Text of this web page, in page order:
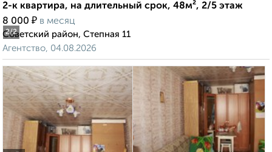
2/2
2-к квартира, на длительный срок, 48м², 2/5 этаж
8 000 ₽ в месяц
Советский район, Степная 11
Агентство, 04.08.2026